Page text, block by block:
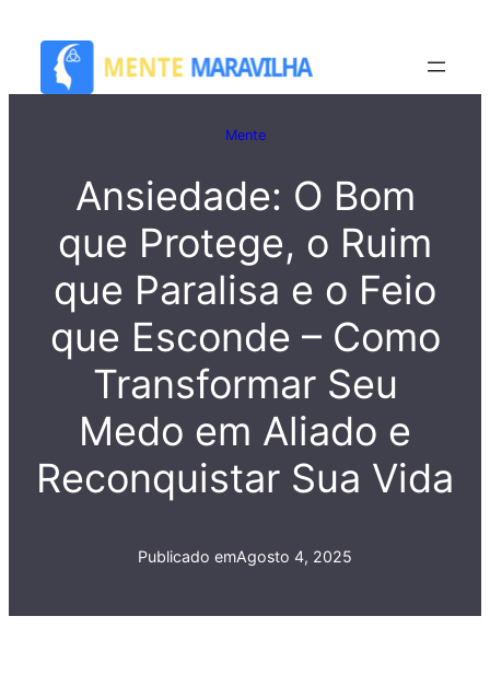
para
Mente
Ansiedade: O Bom
que Protege, o Ruim
que Paralisa e o Feio
que Esconde – Como
Transformar Seu
Medo em Aliado e
Reconquistar Sua Vida
Publicado emAgosto 4, 2025